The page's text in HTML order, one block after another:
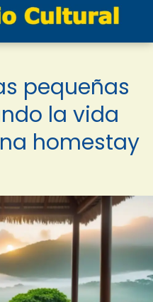
pequeñas
la vida
homestay